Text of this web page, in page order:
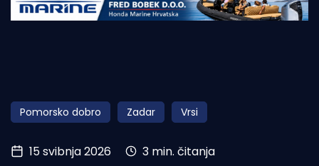
Obala
Otoci
Turizam i nautika
Pomorsko dobro Zadar Vrsi
15 svibnja 2026 3 min. čitanja